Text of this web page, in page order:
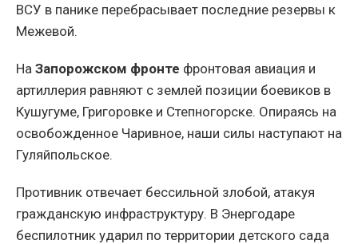
ВСУ в панике перебрасывает последние резервы к
Межевой.
На Запорожском фронте фронтовая авиация и
артиллерия равняют с землей позиции боевиков в
Кушугуме, Григоровке и Степногорске. Опираясь на
освобожденное Чаривное, наши силы наступают на
Гуляйпольское.
Противник отвечает бессильной злобой, атакуя
гражданскую инфраструктуру. В Энергодаре
беспилотник ударил по территории детского сада